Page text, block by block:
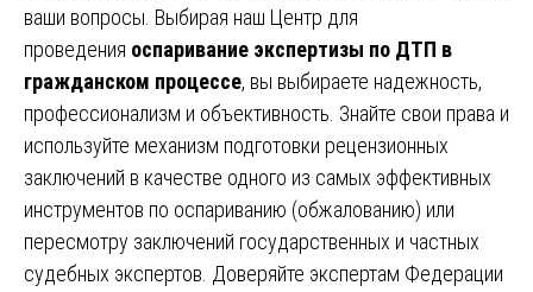
ваши вопросы. Выбирая наш Центр для
проведения оспаривание экспертизы по ДТП в
гражданском процессе, вы выбираете надежность,
профессионализм и объективность. Знайте свои права и
используйте механизм подготовки рецензионных
заключений в качестве одного из самых эффективных
инструментов по оспариванию (обжалованию) или
пересмотру заключений государственных и частных
судебных экспертов. Доверяйте экспертам Федерации